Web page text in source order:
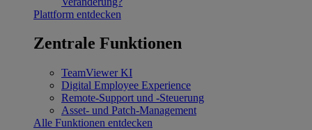
Plattform entdecken
Zentrale Funktionen
TeamViewer KI
Digital Employee Experience
Remote-Support und -Steuerung
Asset- und Patch-Management
Alle Funktionen entdecken